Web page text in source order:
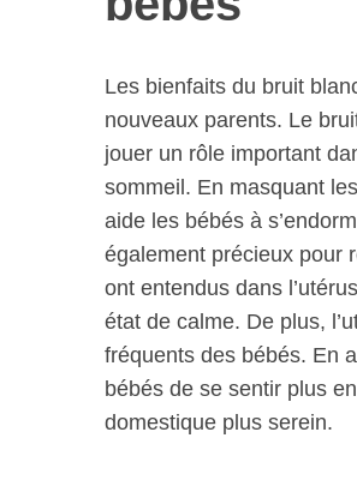
Les bienfaits du bruit
nouveaux parents. Le
jouer un rôle important
sommeil. En masquant
aide les bébés à
également précieux pour
ont entendus dans
état de calme. De plus,
fréquents des bébés. En
bébés de se sentir plus
domestique plus serein.